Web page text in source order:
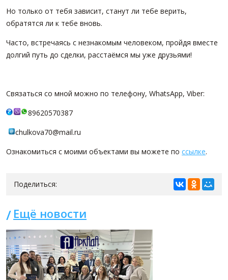
Но только от тебя зависит, станут ли тебе верить,
обратятся ли к тебе вновь.
Часто, встречаясь с незнакомым человеком, пройдя вместе
долгий путь до сделки, расстаёмся мы уже друзьями!
Связаться со мной можно по телефону, WhatsApp, Viber:
89620570387
chulkova70@mail.ru
Ознакомиться с моими объектами вы можете по ссылке.
Поделиться:
Ещё новости